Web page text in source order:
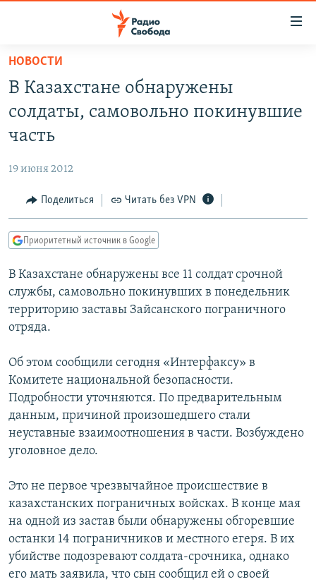
упрощенного
доступа
основному
Вернутся
Вернутся
поиску
МНЕНИЯ
КУЛЬТУРА
КАВКАЗ.РЕАЛИИ
СЕВЕР.РЕАЛИИ
СИБИРЬ.РЕАЛИИ
РАСПИСАНИЕ ВЕЩАНИЯ
ПОДПИШИТЕСЬ НА РАССЫЛКУ
СОЦИАЛЬНЫЕ СЕТИ
Все сайты РСЕ/РС
НОВОСТИ
В Казахстане обнаружены
солдаты, самовольно покинувшие
часть
19 июня 2012
Поделиться Читать без VPN
Приоритетный источник в Google
В Казахстане обнаружены все 11 солдат срочной
службы, самовольно покинувших в понедельник
территорию заставы Зайсанского пограничного
отряда.
Об этом сообщили сегодня «Интерфаксу» в
Комитете национальной безопасности.
Подробности уточняются. По предварительным
данным, причиной произошедшего стали
неуставные взаимоотношения в части. Возбуждено
уголовное дело.
Это не первое чрезвычайное происшествие в
казахстанских пограничных войсках. В конце мая
на одной из застав были обнаружены обгоревшие
останки 14 пограничников и местного егеря. В их
убийстве подозревают солдата-срочника, однако
его мать заявила, что сын сообщил ей о своей